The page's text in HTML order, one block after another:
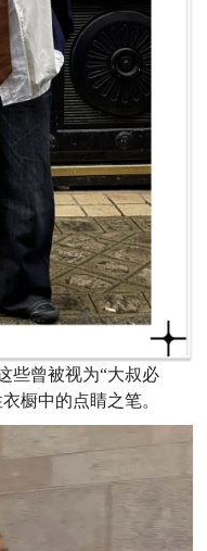
曾被视为“大叔必
橱中的点睛之笔。